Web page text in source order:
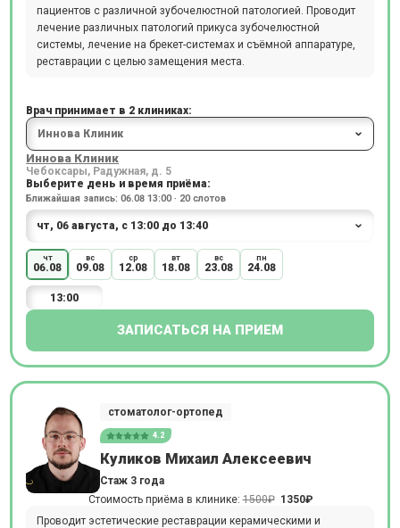
пациентов с различной зубочелюстной патологией. Проводит
лечение различных патологий прикуса зубочелюстной
системы, лечение на брекет-системах и съёмной аппаратуре,
реставрации с целью замещения места.
Врач принимает в 2 клиниках:
Иннова Клиник
Чебоксары, Радужная, д. 5
Выберите день и время приёма:
Ближайшая запись: 06.08 13:00 · 20 слотов
чт
06.08
вс
09.08
ср
12.08
вт
18.08
вс
23.08
пн
24.08
13:00
ЗАПИСАТЬСЯ НА ПРИЕМ
стоматолог-ортопед
4.2
Куликов Михаил Алексеевич
Стаж 3 года
Стоимость приёма в клинике:1500₽ 1350₽
Проводит эстетические реставрации керамическими и